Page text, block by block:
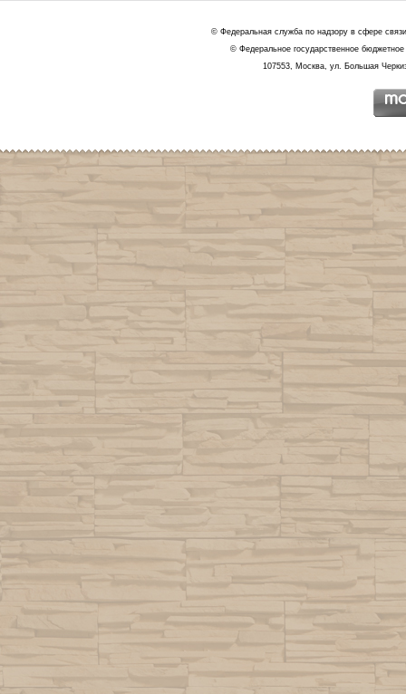
© Федеральная служба по надзору в сфере
© Федеральное государственное
107553, Москва, ул. Большая